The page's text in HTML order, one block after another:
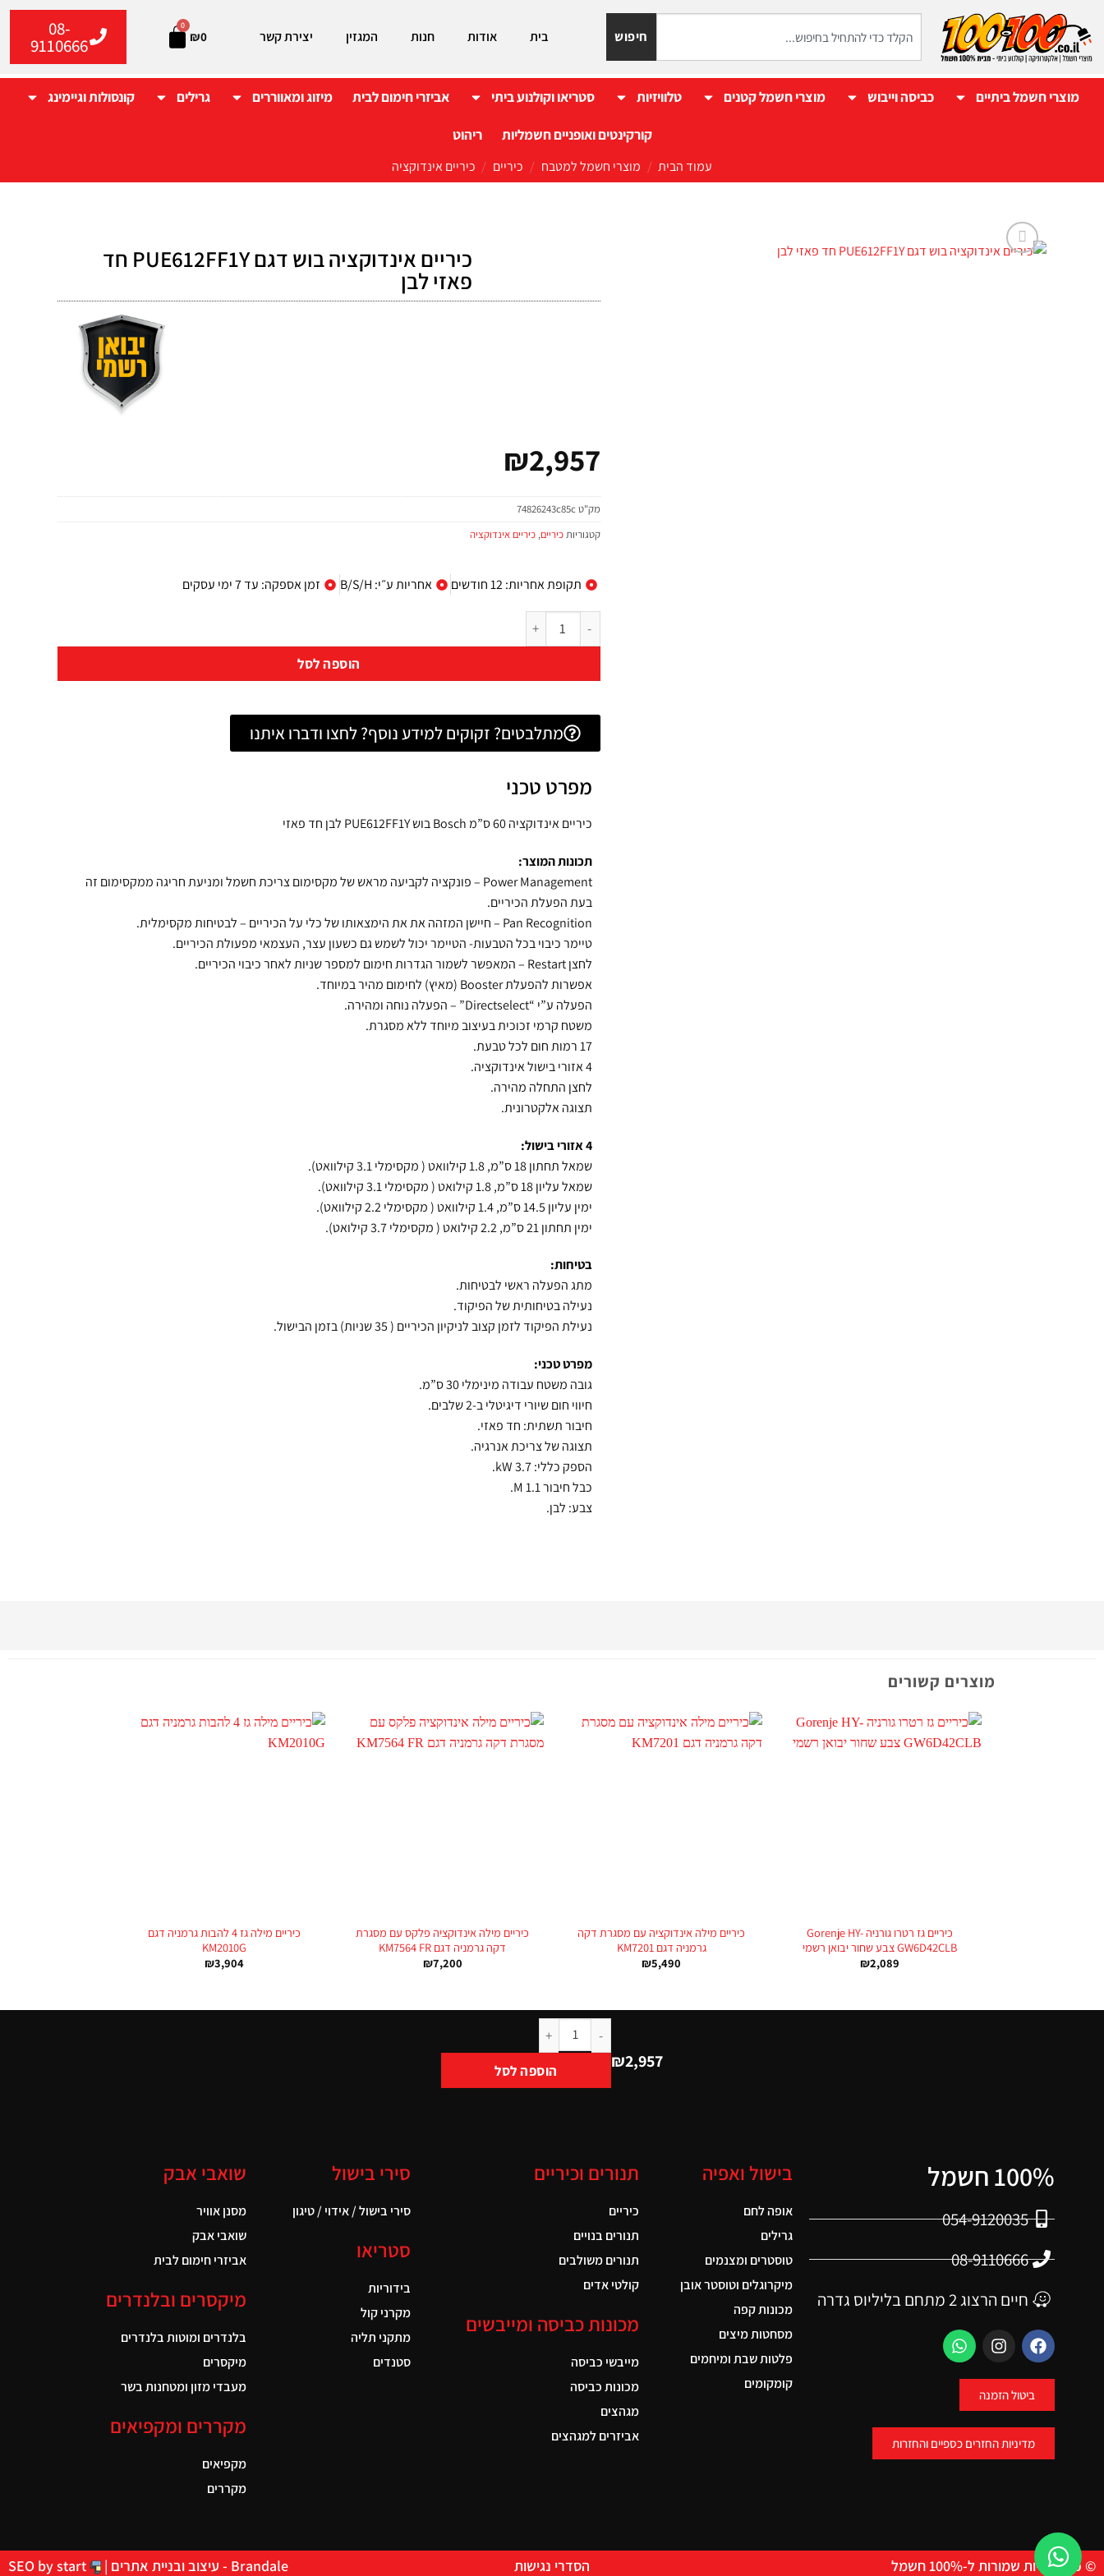
חיפוש בית אודות חנות המגזין יצירת קשר ₪0
0
08-
9110666
מוצרי חשמל ביתיים כביסה וייבוש מוצרי חשמל קטנים טלוויזיות סטריאו וקולנוע ביתי אביזרי חימום לבית מיזוג ומאווררים גרילים קונסולות וגיימינג
קורקינטים ואופניים חשמליות ריהוט
עמוד הבית / מוצרי חשמל למטבח / כיריים / כיריים אינדוקציה
כיריים אינדוקציה בוש דגם PUE612FF1Y חד
פאזי לבן
₪2,957
מק"ט74826243c85c
קטגוריותכיריים,כיריים אינדוקציה
תקופת אחריות: 12 חודשים אחריות ע״י: B/S/H זמן אספקה: עד 7 ימי עסקים
הוספה לסל
מתלבטים? זקוקים למידע נוסף? לחצו ודברו איתנו
מפרט טכני
כיריים אינדוקציה 60 ס”מ Bosch בוש PUE612FF1Y לבן חד פאזי
תכונות המוצר:
Power Management – פונקציה לקביעה מראש של מקסימום צריכת חשמל ומניעת חריגה ממקסימום זה
בעת הפעלת הכיריים.
Pan Recognition – חיישן המזהה את את הימצאותו של כלי על הכיריים – לבטיחות מקסימלית.
טיימר כיבוי בכל הטבעות- הטיימר יכול לשמש גם כשעון עצר, העצמאי מפעולת הכיריים.
לחצן Restart – המאפשר לשמור הגדרות חימום למספר שניות לאחר כיבוי הכיריים.
אפשרות להפעלת Booster (מאיץ) לחימום מהיר במיוחד.
הפעלה ע”י “Directselect” – הפעלה נוחה ומהירה.
משטח קרמי זכוכית בעיצוב מיוחד ללא מסגרת.
17 רמות חום לכל טבעת.
4 אזורי בישול אינדוקציה.
לחצן התחלה מהירה.
תצוגה אלקטרונית.
4 אזורי בישול:
שמאל תחתון 18 ס”מ, 1.8 קילוואט ( מקסימלי 3.1 קילוואט).
שמאל עליון 18 ס”מ, 1.8 קילואט ( מקסימלי 3.1 קילוואט).
ימין עליון 14.5 ס”מ, 1.4 קילוואט ( מקסימלי 2.2 קילוואט).
ימין תחתון 21 ס”מ, 2.2 קילואט ( מקסימלי 3.7 קילואט).
בטיחות:
מתג הפעלה ראשי לבטיחות.
נעילה בטיחותית של הפיקוד.
נעילת הפיקוד לזמן קצוב לניקיון הכיריים ( 35 שניות) בזמן הבישול.
מפרט טכני:
גובה משטח עבודה מינימלי 30 ס”מ.
חיווי חום שיורי דיגיטלי ב-2 שלבים.
חיבור תשתית: חד פאזי.
תצוגה של צריכת אנרגיה.
הספק כללי: 3.7 kW.
כבל חיבור 1.1 M.
צבע: לבן.
מוצרים קשורים
כיריים גז רטרו גורניה Gorenje HY-
GW6D42CLB צבע שחור יבואן רשמי
₪2,089
כיריים מילה אינדוקציה עם מסגרת דקה
גרמניה דגם KM7201
₪5,490
כיריים מילה אינדוקציה פלקס עם מסגרת
דקה גרמניה דגם KM7564 FR
₪7,200
כיריים מילה גז 4 להבות גרמניה דגם
KM2010G
₪3,904
₪2,957 הוספה לסל
100% חשמל
054-9120035
08-9110666
חיים הרצוג 2 מתחם בליליוס גדרה
ביטול הזמנה
מדיניות החזרים כספיים והחזרות
בישול ואפיה
אופה לחם
גרילים
טוסטרים ומצנמים
מיקרוגלים וטוסטר אובן
מכונות קפה
מסחטות מיצים
פלטות שבת ומיחמים
קומקומים
תנורים וכיריים
כיריים
תנורים בנויים
תנורים משולבים
קולטי אדים
מכונות כביסה ומייבשים
מייבשי כביסה
מכונות כביסה
מגהצים
אביזרים למגהצים
סירי בישול
סירי בישול / אידוי / טיגון
סטריאו
בידוריות
מקרני קול
מתקני תליה
סטנדים
שואבי אבק
מסנן אוויר
שואבי אבק
אביזרי חימום לבית
מיקסרים ובלנדרים
בלנדרים ומוטות בלנדרים
מיקסרים
מעבדי מזון ומטחנות בשר
מקררים ומקפיאים
מקפיאים
מקררים
© כל הזכויות שמורות ל-100% חשמל הסדרי נגישות Brandale - עיצוב ובניית אתרים | SEO by start